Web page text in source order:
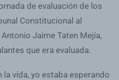
de evaluación de los
Constitucional al
Jaime Taten Mejía,
que era evaluada.
la vida, yo estaba esperando